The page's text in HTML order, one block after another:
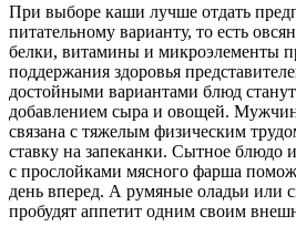
При выборе каши лучше отдать
питательному варианту, то есть
белки, витамины и микроэлементы
поддержания здоровья
достойными вариантами блюд
добавлением сыра и овощей.
связана с тяжелым физическим
ставку на запеканки. Сытное блюдо
с прослойками мясного фарша
день вперед. А румяные оладьи или
пробудят аппетит одним своим